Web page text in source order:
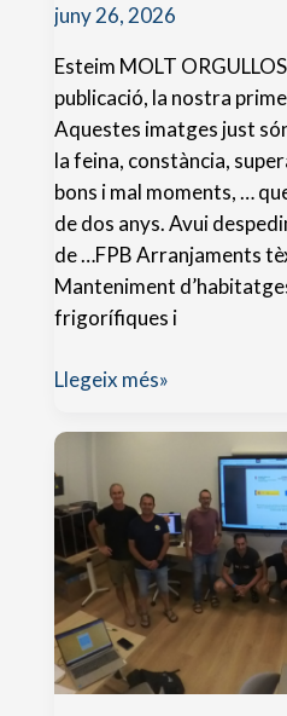
juny 26, 2026
Esteim MOLT
publicació, la nostra
Aquestes imatges just
la feina, constància,
bons i mal moments, …
de dos anys. Avui
de …FPB Arranjaments
Manteniment
frigorífiques i
Graduació
2026
Llegeix més»